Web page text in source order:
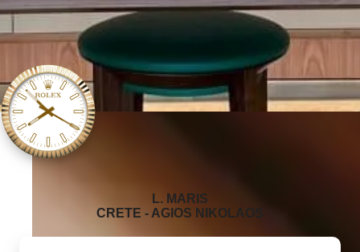
‭L. MARIS
CRETE - AGIOS NIKOLAOS‬